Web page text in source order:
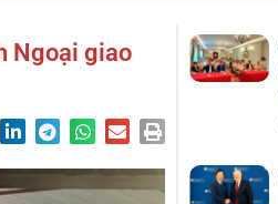
Ngoại giao